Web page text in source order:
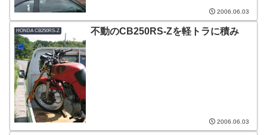
2006.06.03
HONDA CB250RS-Z 不動のCB250RS-Zを軽トラに積み
2006.06.03